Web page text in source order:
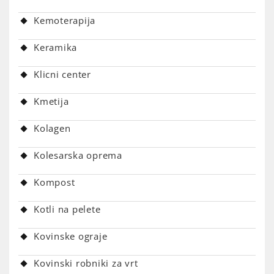
Kemoterapija
Keramika
Klicni center
Kmetija
Kolagen
Kolesarska oprema
Kompost
Kotli na pelete
Kovinske ograje
Kovinski robniki za vrt